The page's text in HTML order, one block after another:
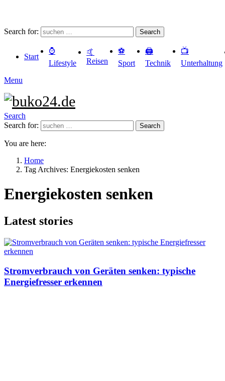
Search for: Search
Start
⌚️
Lifestyle
🤙
Reisen
⚽️
Sport
🖨️
Technik
📺
Unterhaltung
Menu
Search
Search for:
Search
You are here:
Home
Tag Archives: Energiekosten senken
Energiekosten senken
Latest stories
Stromverbrauch von Geräten senken: typische
Energiefresser erkennen